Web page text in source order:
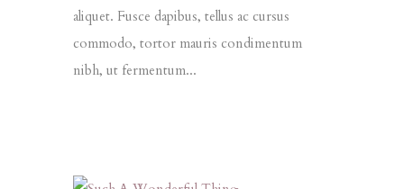
aliquet. Fusce dapibus, tellus ac cursus
commodo, tortor mauris condimentum
nibh, ut fermentum...